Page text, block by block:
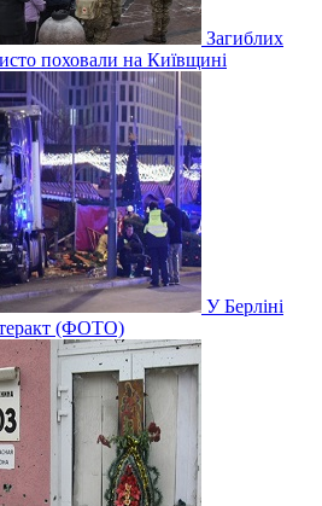
Загиблих
поховали на Київщині
У Берліні
теракт (ФОТО)